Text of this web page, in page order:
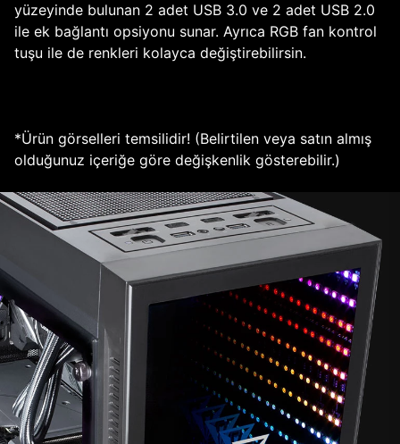
yüzeyinde bulunan 2 adet USB 3.0 ve 2 adet USB 2.0
ile ek bağlantı opsiyonu sunar. Ayrıca RGB fan kontrol
tuşu ile de renkleri kolayca değiştirebilirsin.
*Ürün görselleri temsilidir! (Belirtilen veya satın almış
olduğunuz içeriğe göre değişkenlik gösterebilir.)